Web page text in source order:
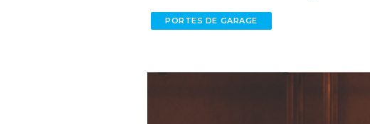
PORTES DE GARAGE